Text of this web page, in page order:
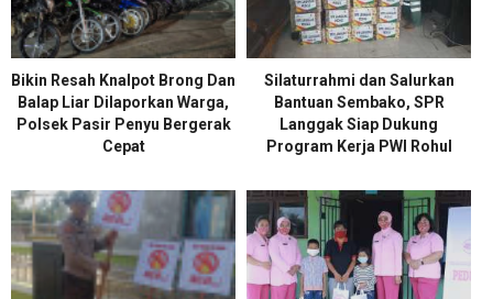
Bikin Resah Knalpot Brong Dan
Balap Liar Dilaporkan Warga,
Polsek Pasir Penyu Bergerak
Cepat
Silaturrahmi dan Salurkan
Bantuan Sembako, SPR
Langgak Siap Dukung
Program Kerja PWI Rohul